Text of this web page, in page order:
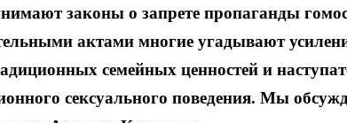
законы о запрете пропаганды
актами многие угадывают
семейных ценностей и
сексуального поведения. Мы